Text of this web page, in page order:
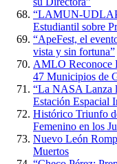
“LAMUN-UDLAP
Estudiantil sobre
“ApeFest, el
vista y sin fortuna”
AMLO Reconoce
47 Municipios de
“La NASA Lanza
Estación Espacial
Histórico Triunfo
Femenino en los
Nuevo León
Muertos